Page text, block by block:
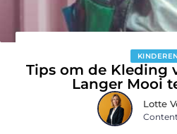
Tips om de Kleding
Langer Mooi
Lotte